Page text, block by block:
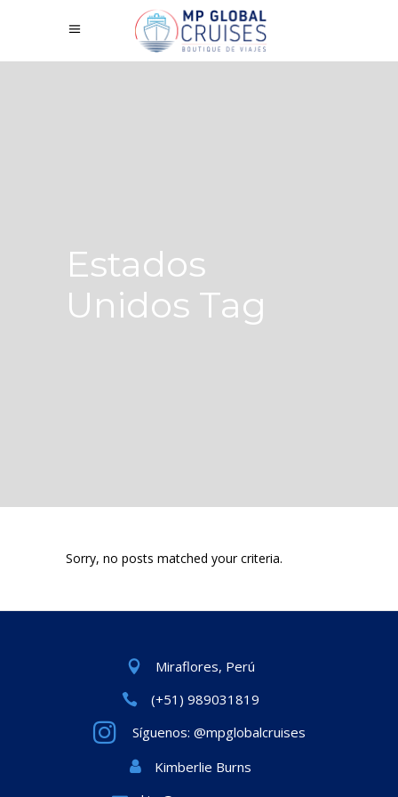
Estados
Unidos Tag
Sorry, no posts matched your criteria.
Miraflores, Perú
(+51) 989031819
Síguenos: @mpglobalcruises
Kimberlie Burns